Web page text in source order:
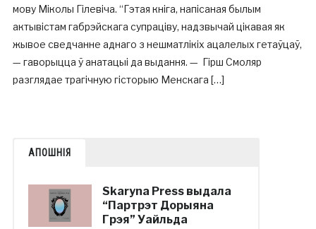
мову Міколы Гілевіча. “Гэтая кніга, напісаная былым
актывістам габрэйскага супраціву, надзвычай цікавая як
жывое сведчанне аднаго з нешматлікіх ацалелых гетаўцаў,
— гаворыцца ў анатацыі да выдання. — Гірш Смоляр
разглядае трагічную гісторыю Менскага […]
АПОШНІЯ
Skaryna Press выдала
“Партрэт Дорыяна
Грэя” Уайльда